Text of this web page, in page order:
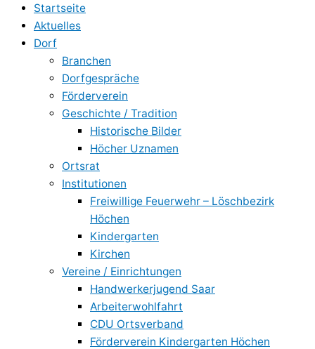
Startseite
Aktuelles
Dorf
Branchen
Dorfgespräche
Förderverein
Geschichte / Tradition
Historische Bilder
Höcher Uznamen
Ortsrat
Institutionen
Freiwillige Feuerwehr – Löschbezirk
Höchen
Kindergarten
Kirchen
Vereine / Einrichtungen
Handwerkerjugend Saar
Arbeiterwohlfahrt
CDU Ortsverband
Förderverein Kindergarten Höchen